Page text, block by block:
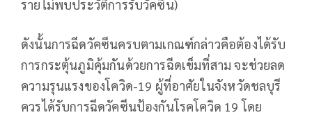
รายไม่พบประวัติการรับวัคซีน)
ดังนั้นการฉีดวัคซีนครบตามเกณฑ์กล่าวคือต้องได้รับ
การกระตุ้นภูมิคุ้มกันด้วยการฉีดเข็มที่สาม จะช่วยลด
ความรุนแรงของโควิด-19 ผู้ที่อาศัยในจังหวัดชลบุรี
ควรได้รับการฉีดวัคซีนป้องกันโรคโควิด 19 โดย